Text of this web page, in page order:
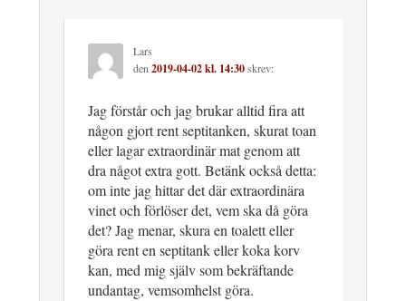
Lars
den2019-04-02 kl. 14:30skrev:
Jag förstår och jag brukar alltid fira att
någon gjort rent septitanken, skurat toan
eller lagar extraordinär mat genom att
dra något extra gott. Betänk också detta:
om inte jag hittar det där extraordinära
vinet och förlöser det, vem ska då göra
det? Jag menar, skura en toalett eller
göra rent en septitank eller koka korv
kan, med mig själv som bekräftande
undantag, vemsomhelst göra.